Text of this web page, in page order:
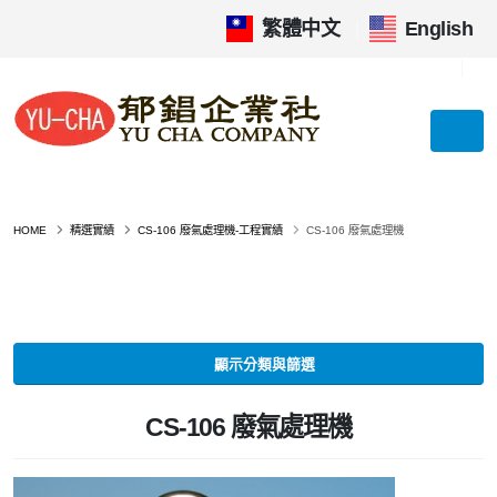
繁體中文 English
HOME 精選實績 CS-106 廢氣處理機-工程實績 CS-106 廢氣處理機
顯示分類與篩選
CS-106 廢氣處理機